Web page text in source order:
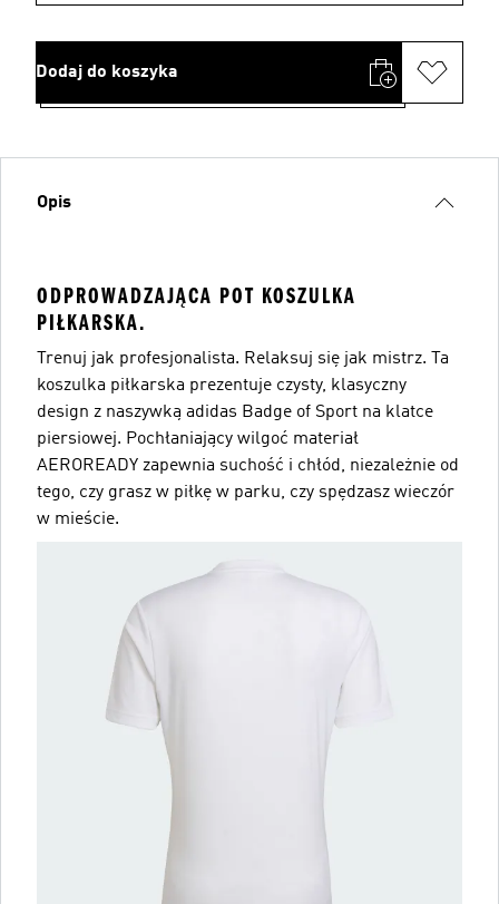
Dodaj do koszyka
Opis
ODPROWADZAJĄCA POT KOSZULKA
PIŁKARSKA.
Trenuj jak profesjonalista. Relaksuj się jak mistrz. Ta
koszulka piłkarska prezentuje czysty, klasyczny
design z naszywką adidas Badge of Sport na klatce
piersiowej. Pochłaniający wilgoć materiał
AEROREADY zapewnia suchość i chłód, niezależnie od
tego, czy grasz w piłkę w parku, czy spędzasz wieczór
w mieście.